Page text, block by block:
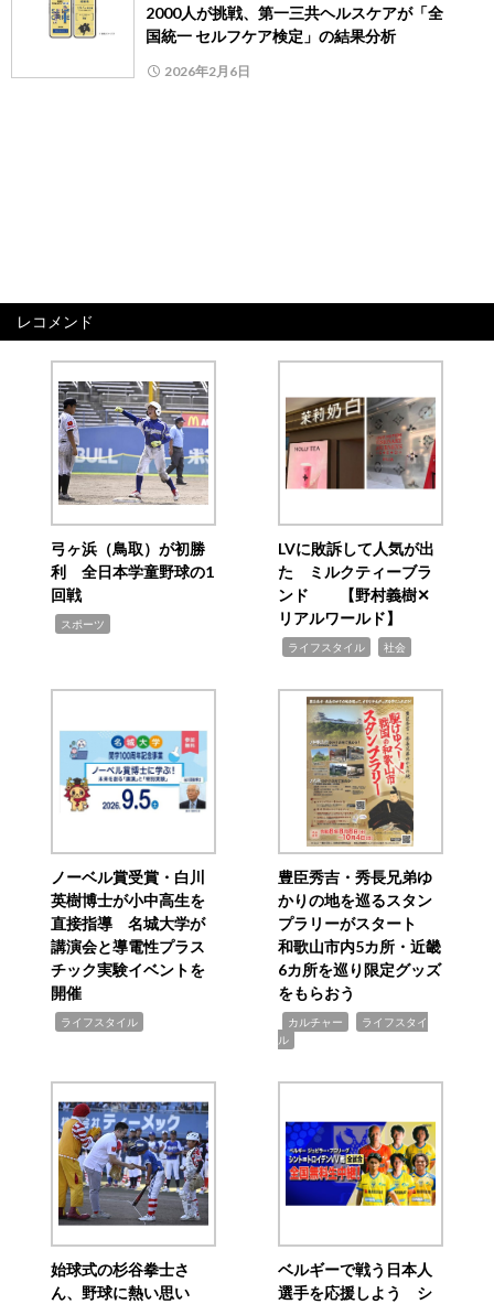
2000人が挑戦、第一三共ヘルスケアが「全
国統一 セルフケア検定」の結果分析
2026年2月6日
レコメンド
弓ヶ浜（鳥取）が初勝
利 全日本学童野球の1
回戦
スポーツ
LVに敗訴して人気が出
た ミルクティーブラ
ンド 【野村義樹✕
リアルワールド】
ライフスタイル 社会
ノーベル賞受賞・白川
英樹博士が小中高生を
直接指導 名城大学が
講演会と導電性プラス
チック実験イベントを
開催
ライフスタイル
豊臣秀吉・秀長兄弟ゆ
かりの地を巡るスタン
プラリーがスタート
和歌山市内5カ所・近畿
6カ所を巡り限定グッズ
をもらおう
カルチャー
ライフスタイ
ル
始球式の杉谷拳士さ
ん、野球に熱い思い
ベルギーで戦う日本人
選手を応援しよう シ